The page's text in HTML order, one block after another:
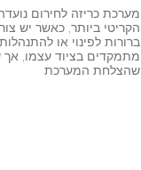
מערכת כריזה לחירום
הקריטי ביותר, כאשר יש
ברורות לפינוי או
מתמקדים בציוד עצמו, אך
שהצלחת המערכת